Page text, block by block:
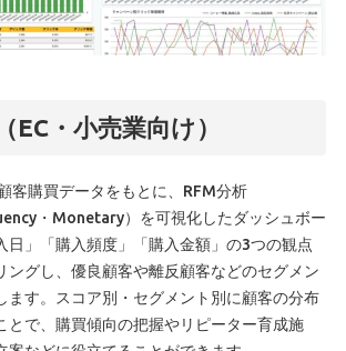
EC・小売業向け）
客購買データをもとに、RFM分析
・Monetary）を可視化したダッシュボー
日」「購入頻度」「購入金額」の3つの観点
ングし、優良顧客や離反顧客などのセグメン
ます。スコア別・セグメント別に顧客の分布
とで、購買傾向の把握やリピーター育成施